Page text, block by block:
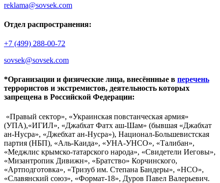
reklama@sovsek.com
Отдел распространения:
+7 (499) 288-00-72
sovsek@sovsek.com
*Организации и физические лица, внесённные в перечень
террористов и экстремистов, деятельность которых
запрещена в Российской Федерации:
«Правый сектор», «Украинская повстанческая армия»
(УПА),«ИГИЛ», «Джабхат Фатх аш-Шам» (бывшая «Джабхат
ан-Нусра», «Джебхат ан-Нусра»), Национал-Большевистская
партия (НБП), «Аль-Каида», «УНА-УНСО», «Талибан»,
«Меджлис крымско-татарского народа», «Свидетели Иеговы»,
«Мизантропик Дивижн», «Братство» Корчинского,
«Артподготовка», «Тризуб им. Степана Бандеры», «НСО»,
«Славянский союз», «Формат-18», Дуров Павел Валерьевич.